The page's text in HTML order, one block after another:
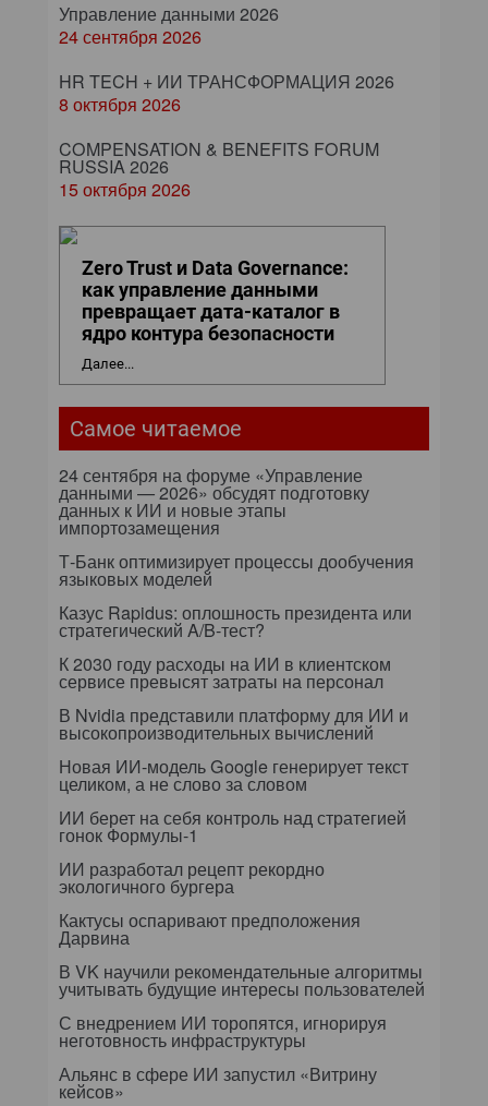
Управление данными 2026
24 сентября 2026
HR TECH + ИИ ТРАНСФОРМАЦИЯ 2026
8 октября 2026
COMPENSATION & BENEFITS FORUM
RUSSIA 2026
15 октября 2026
Zero Trust и Data Governance:
как управление данными
превращает дата-каталог в
ядро контура безопасности
Далее...
Самое читаемое
24 сентября на форуме «Управление
данными — 2026» обсудят подготовку
данных к ИИ и новые этапы
импортозамещения
Т-Банк оптимизирует процессы дообучения
языковых моделей
Казус Rapidus: оплошность президента или
стратегический A/B-тест?
К 2030 году расходы на ИИ в клиентском
сервисе превысят затраты на персонал
В Nvidia представили платформу для ИИ и
высокопроизводительных вычислений
Новая ИИ-модель Google генерирует текст
целиком, а не слово за словом
ИИ берет на себя контроль над стратегией
гонок Формулы-1
ИИ разработал рецепт рекордно
экологичного бургера
Кактусы оспаривают предположения
Дарвина
В VK научили рекомендательные алгоритмы
учитывать будущие интересы пользователей
С внедрением ИИ торопятся, игнорируя
неготовность инфраструктуры
Альянс в сфере ИИ запустил «Витрину
кейсов»